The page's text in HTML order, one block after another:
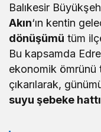
Balıkesir
Akın‘ın kentin
dönüşümü tüm
Bu kapsamda
ekonomik ömrünü
çıkarılarak,
suyu şebeke hattı